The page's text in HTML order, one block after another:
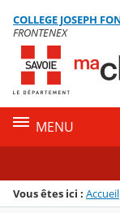
Menu de la
Contenu
COLLEGE JOSEPH
FRONTENEX
MENU
Vous êtes ici : Accueil